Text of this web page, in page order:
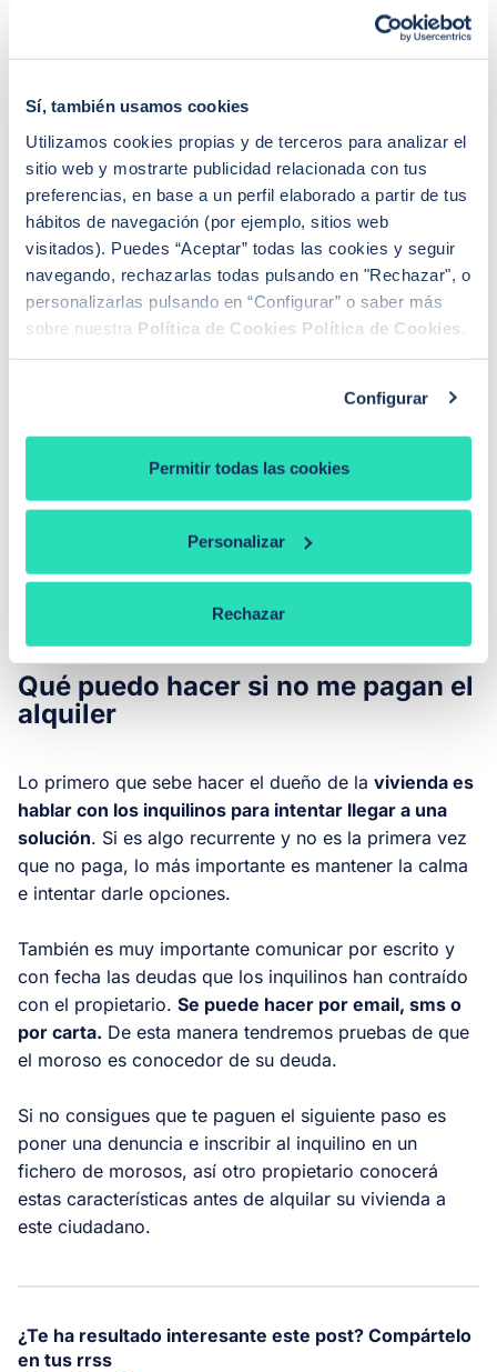
Sí, también usamos cookies
Utilizamos cookies propias y de terceros para analizar el
sitio web y mostrarte publicidad relacionada con tus
preferencias, en base a un perfil elaborado a partir de tus
hábitos de navegación (por ejemplo, sitios web
visitados). Puedes “Aceptar” todas las cookies y seguir
navegando, rechazarlas todas pulsando en "Rechazar", o
personalizarlas pulsando en “Configurar” o saber más
sobre nuestra Política de Cookies Política de Cookies
Configurar
Permitir todas las cookies
Personalizar
Rechazar
aquellas zonas donde más ha crecido este negocio
más han bajado los porcentajes de morosidad. De
esta maneraBaleares (-6,45%) y Cataluña (-2,76%)
son las comunidades donde más ha caído éste ratio.
Hasta 18 meses sin cobrar el
alquiler
El estudio concluye que la morosidad continúa siendo
del alquiler. Según recuerda FIM, un impago de 6.000
euros -la media nacional-, supone que un arrendador
se quede sin percibir las mensualidades entre 8 y 10
En casos extremos como el de la Comunidad
llegar a los 18 meses.
Qué puedo hacer si no me pagan el
alquiler
Lo primero que sebe hacer el dueño de la vivienda es
hablar con los inquilinos para intentar llegar a una
solución. Si es algo recurrente y no es la primera vez
que no paga, lo más importante es mantener la calma
e intentar darle opciones.
También es muy importante comunicar por escrito y
con fecha las deudas que los inquilinos han contraído
con el propietario. Se puede hacer por email, sms o
por carta. De esta manera tendremos pruebas de que
el moroso es conocedor de su deuda.
Si no consigues que te paguen el siguiente paso es
poner una denuncia e inscribir al inquilino en un
fichero de morosos, así otro propietario conocerá
estas características antes de alquilar su vivienda a
este ciudadano.
¿Te ha resultado interesante este post? Compártelo
en tus rrss